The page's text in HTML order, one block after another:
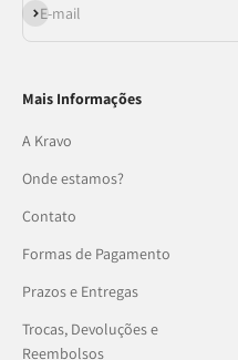
E-mail
Assinar
Mais Informações
A Kravo
Onde estamos?
Contato
Formas de Pagamento
Prazos e Entregas
Trocas, Devoluções e
Reembolsos